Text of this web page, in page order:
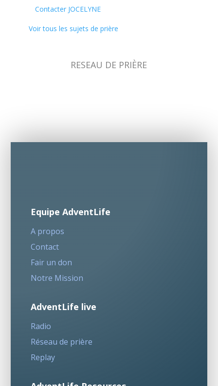
Contacter JOCELYNE
Voir tous les sujets de prière
RESEAU DE PRIÈRE
Equipe AdventLife
A propos
Contact
Fair un don
Notre Mission
AdventLife live
Radio
Réseau de prière
Replay